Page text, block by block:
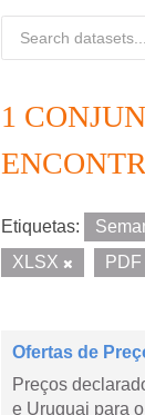
1
Etiquetas:
XLSX
PDF
Ofertas de
Preços
e Uruguai para